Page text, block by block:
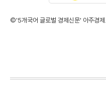
©'5개국어 글로벌 경제신문' 아주경제